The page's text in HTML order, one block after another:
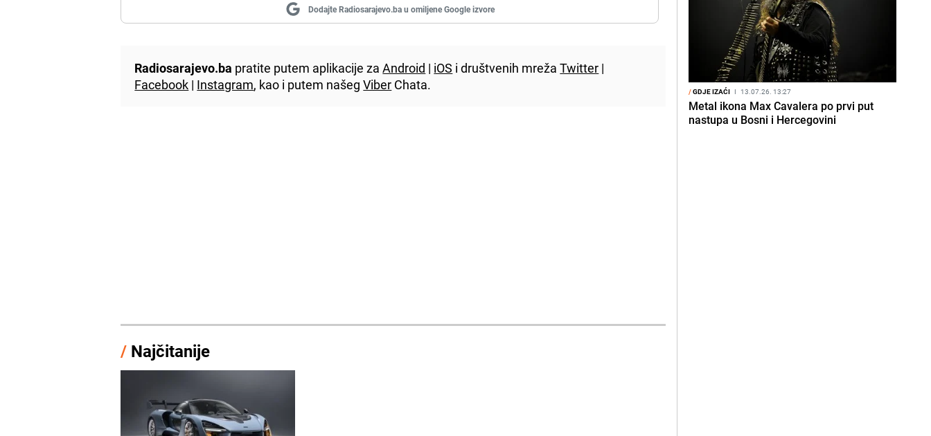
Dodajte Radiosarajevo.ba u omiljene Google izvore
Radiosarajevo.ba pratite putem aplikacije zaAndroid | iOS i društvenih mrežaTwitter |
Facebook | Instagram, kao i putem našegViber Chata.
/ Najčitanije
/GDJE IZAĆI I 13.07.26. 13:27
Metal ikona Max Cavalera po prvi put
nastupa u Bosni i Hercegovini